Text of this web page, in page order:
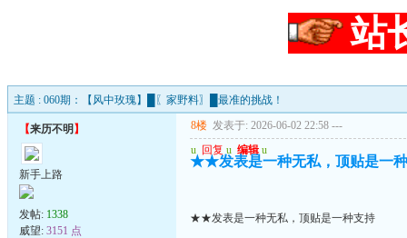
站
主题 : 060期：【风中玫瑰】█〖家野料〗█最准的挑战！
【来历不明 】
新手上路
发帖: 1338
威望: 3151 点
8楼 发表于: 2026-06-02 22:58 ---
u 回复 u 编辑 u
★★发表是一种无私，顶贴是一
★★发表是一种无私，顶贴是一种支持